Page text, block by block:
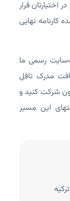
اختیارتان قرار
کارنامه نهایی
رسمی ما
مدرک تافل
شرکت کنید و
این مسیر